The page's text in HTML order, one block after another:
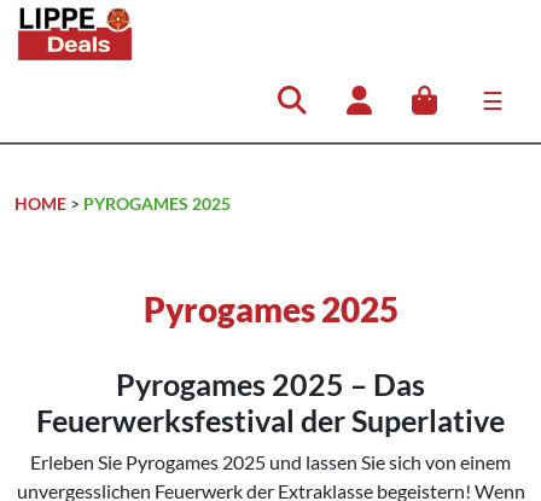
☰
Hauptnavigation
HOME > PYROGAMES 2025
Pyrogames 2025
Pyrogames 2025 – Das
Feuerwerksfestival der Superlative
Erleben Sie Pyrogames 2025 und lassen Sie sich von einem
unvergesslichen Feuerwerk der Extraklasse begeistern! Wenn